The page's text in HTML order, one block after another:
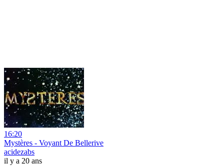
16:20
Mystères - Voyant De Bellerive
acidezabs
il y a 20 ans